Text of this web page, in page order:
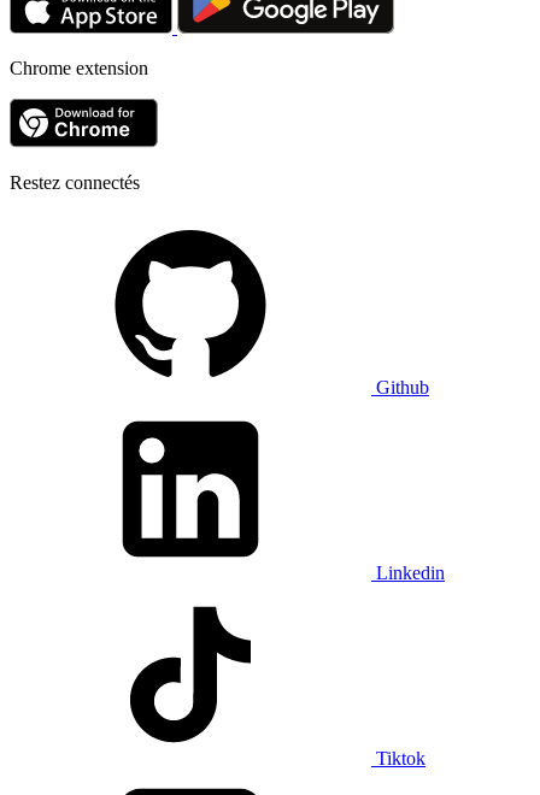
Chrome extension
Restez connectés
Github
Linkedin
Tiktok